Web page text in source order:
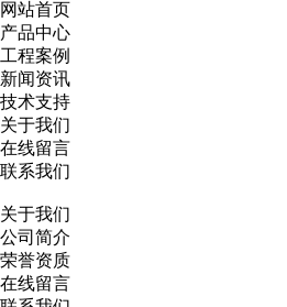
网站首页
产品中心
工程案例
新闻资讯
技术支持
关于我们
在线留言
联系我们
关于我们
公司简介
荣誉资质
在线留言